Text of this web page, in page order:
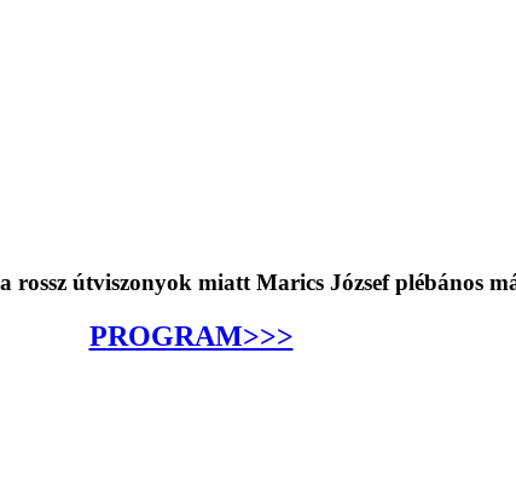
útviszonyok miatt Marics József plébános
PROGRAM>>>